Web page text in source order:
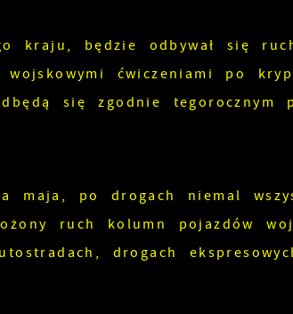
kraju, będzie odbywał się
ćwiczeniami po
się zgodnie tegorocznym
maja, po drogach niemal
ruch kolumn pojazdów
drogach